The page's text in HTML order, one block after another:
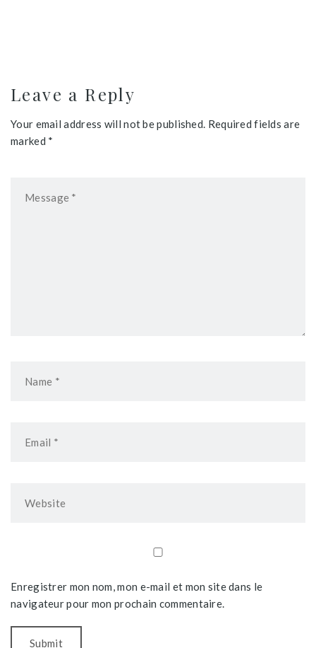
Leave a Reply
Your email address will not be published. Required fields are
marked *
Enregistrer mon nom, mon e-mail et mon site dans le
navigateur pour mon prochain commentaire.